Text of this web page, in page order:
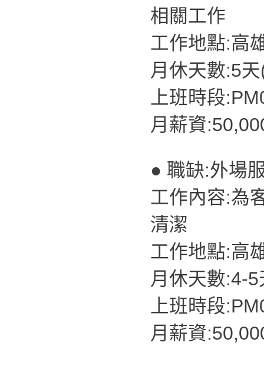
相關工作
工作地點:高
月休天數:5
上班時段
月薪資
● 職缺:外場
工作內容:為
清潔
工作地點:高
月休天數:4-
上班時段
月薪資